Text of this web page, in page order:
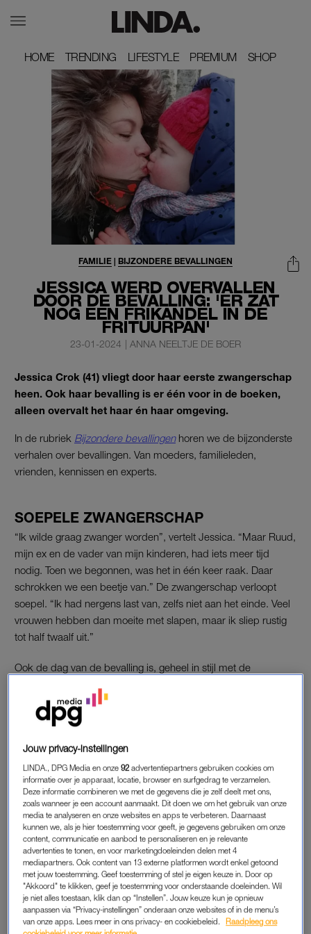
HOME
HOME TRENDING
TRENDING LIFESTYLE
LIFESTYLE PREMIUM
PREMIUM SHOP
SHOP
JESSICA WERD OVERVALLEN
DOOR DE BEVALLING: 'ER ZAT
NOG EEN FRIKANDEL IN DE
FRITUURPAN'
FAMILIE | BIJZONDERE BEVALLINGEN
23-01-2024 | ANNA NEELTJE DE BOER
Jessica Crok (41) vliegt door haar eerste zwangerschap
heen. Ook haar bevalling is er één voor in de boeken,
alleen overvalt het haar én haar omgeving.
In de rubriek Bijzondere bevallingenhoren we de bijzonderste
verhalen over bevallingen. Van moeders, familieleden,
vrienden, kennissen en experts.
SOEPELE ZWANGERSCHAP
“Ik wilde graag zwanger worden”, vertelt Jessica. “Maar Ruud,
mijn ex en de vader van mijn kinderen, had iets meer tijd
nodig. Toen we begonnen, was het in één keer raak. Daar
schrokken we een beetje van.” De zwangerschap verloopt
soepel. “Ik had nergens last van, zelfs niet aan het einde. Veel
vrouwen hebben dan moeite met slapen, maar ik sliep rustig
tot half twaalf uit.”
Ook de dag van de bevalling is, geheel in stijl met de
kwam, was er niks aan de hand. Mijn ex keek schaatsen, ik
had geen zin om beneden te zitten en ging naar boven
speelde heel wat levels uit.”
BEL NÚ DE VERLOSKUNDIGE
Het is drie uur ’s middags als Jessica besluit de verloskundige
te bellen. “Ik had het idee dat het begon te rommelen. Rond
half vijf kwam ze poolshoogte nemen. Ik had 2 centimeter
ontsluiting. ‘Houd er maar rekening mee dat het pas morgen
geboren gaat worden’, zei ze. Ik bleef lekker in bed liggen en
wachtte het rustig af.”
Maar de weeën worden steeds heftiger. “Ik vroeg Ruud of hij
Jouw privacy-instellingen
LINDA., DPG Media en onze92 advertentiepartners gebruiken cookies om
informatie over je apparaat, locatie, browser en surfgedrag te verzamelen.
Deze informatie combineren we met de gegevens die je zelf deelt met ons,
zoals wanneer je een account aanmaakt. Dit doen we om het gebruik van onze
media te analyseren en onze websites en apps te verbeteren. Daarnaast
kunnen we, als je hier toestemming voor geeft, je gegevens gebruiken om onze
content, communicatie en aanbod te personaliseren en je relevante
advertenties te tonen, en voor marketingdoeleinden delen met 4
mediapartners. Ook content van 13 externe platformen wordt enkel getoond
met jouw toestemming. Geef toestemming of stel je eigen keuze in. Door op
"Akkoord" te klikken, geef je toestemming voor onderstaande doeleinden. Wil
je niet alles toestaan, klik dan op “Instellen”. Jouw keuze kun je opnieuw
aanpassen via “Privacy-instellingen” onderaan onze websites of in de menu’s
van onze apps. Lees meer in ons privacy- en cookiebeleid.
Raadpleeg ons